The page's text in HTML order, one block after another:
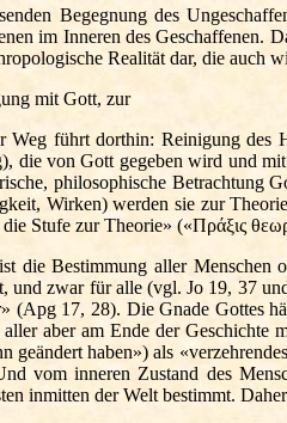
Begegnung des
im Inneren des Geschaffenen.
Realität dar, die auch
mit Gott, zur
führt dorthin: Reinigung des
die von Gott gegeben wird und
philosophische Betrachtung
Wirken) werden sie zur
Stufe zur Theorie» («Πράξις
die Bestimmung aller
und zwar für alle (vgl. Jo 19, 37
17, 28). Die Gnade Gottes
aber am Ende der
geändert haben») als
vom inneren Zustand des
inmitten der Welt bestimmt.